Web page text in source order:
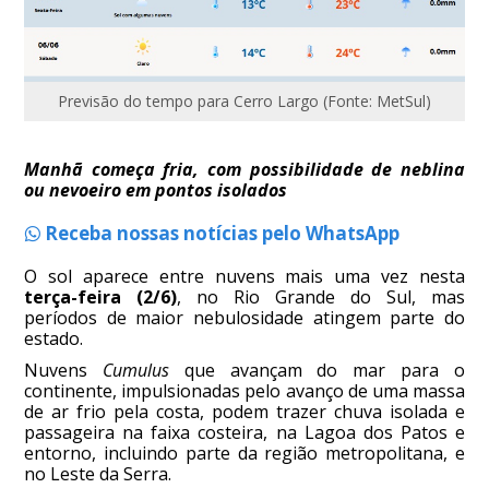
Previsão do tempo para Cerro Largo (Fonte: MetSul)
Manhã começa fria, com possibilidade de neblina
ou nevoeiro em pontos isolados
Receba nossas notícias pelo WhatsApp
O sol aparece entre nuvens mais uma vez nesta
terça-feira (2/6), no Rio Grande do Sul, mas
períodos de maior nebulosidade atingem parte do
estado.
Nuvens Cumulus que avançam do mar para o
continente, impulsionadas pelo avanço de uma massa
de ar frio pela costa, podem trazer chuva isolada e
passageira na faixa costeira, na Lagoa dos Patos e
entorno, incluindo parte da região metropolitana, e
no Leste da Serra.